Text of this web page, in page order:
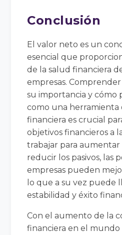
Conclusión
El valor neto es un
esencial que
de la salud financiera
empresas.
su importancia y cómo
como una herramienta
financiera es crucial
objetivos financieros a
trabajar para aumentar
reducir los pasivos, las
empresas pueden
lo que a su vez puede
estabilidad y éxito
Con el aumento de la
financiera en el